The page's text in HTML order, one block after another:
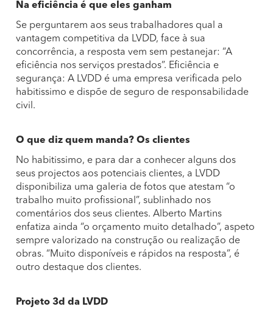
Na eficiência é que eles ganham
Se perguntarem aos seus trabalhadores qual a
vantagem competitiva da LVDD, face à sua
concorrência, a resposta vem sem pestanejar: “A
eficiência nos serviços prestados”. Eficiência e
segurança: A LVDD é uma empresa verificada pelo
habitissimo e dispõe de seguro de responsabilidade
civil.
O que diz quem manda? Os clientes
No habitissimo, e para dar a conhecer alguns dos
seus projectos aos potenciais clientes, a LVDD
disponibiliza uma galeria de fotos que atestam “o
trabalho muito profissional”, sublinhado nos
comentários dos seus clientes. Alberto Martins
enfatiza ainda “o orçamento muito detalhado”, aspeto
sempre valorizado na construção ou realização de
obras. “Muito disponíveis e rápidos na resposta”, é
outro destaque dos clientes.
Projeto 3d da LVDD